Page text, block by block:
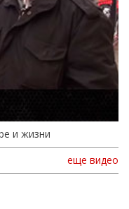
и жизни
еще видео